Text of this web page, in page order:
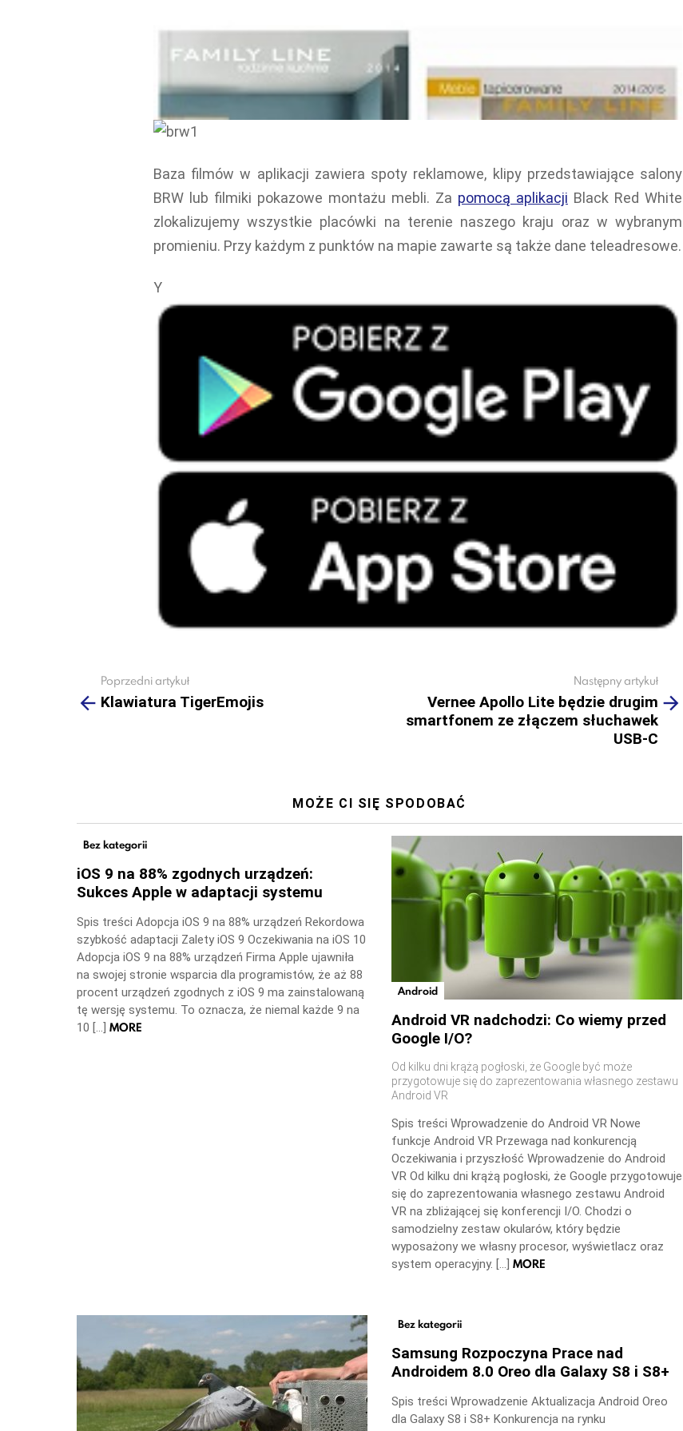
Baza filmów w aplikacji zawiera spoty reklamowe, klipy przedstawiające salony
BRW lub filmiki pokazowe montażu mebli. Za pomocą aplikacji Black Red White
zlokalizujemy wszystkie placówki na terenie naszego kraju oraz w wybranym
promieniu. Przy każdym z punktów na mapie zawarte są także dane teleadresowe.
Y
more
Poprzedni artykuł
Klawiatura TigerEmojis
Następny artykuł
Vernee Apollo Lite będzie drugim
smartfonem ze złączem słuchawek
USB-C
MOŻE CI SIĘ SPODOBAĆ
Bez kategorii
iOS 9 na 88% zgodnych urządzeń:
Sukces Apple w adaptacji systemu
Spis treści Adopcja iOS 9 na 88% urządzeń Rekordowa
szybkość adaptacji Zalety iOS 9 Oczekiwania na iOS 10
Adopcja iOS 9 na 88% urządzeń Firma Apple ujawniła
na swojej stronie wsparcia dla programistów, że aż 88
procent urządzeń zgodnych z iOS 9 ma zainstalowaną
tę wersję systemu. To oznacza, że niemal każde 9 na
10 […] MORE
Android
Android VR nadchodzi: Co wiemy przed
Google I/O?
Od kilku dni krążą pogłoski, że Google być może
przygotowuje się do zaprezentowania własnego zestawu
Android VR
Spis treści Wprowadzenie do Android VR Nowe
funkcje Android VR Przewaga nad konkurencją
Oczekiwania i przyszłość Wprowadzenie do Android
VR Od kilku dni krążą pogłoski, że Google przygotowuje
się do zaprezentowania własnego zestawu Android
VR na zbliżającej się konferencji I/O. Chodzi o
samodzielny zestaw okularów, który będzie
wyposażony we własny procesor, wyświetlacz oraz
system operacyjny. […] MORE
Bez kategorii
Samsung Rozpoczyna Prace nad
Androidem 8.0 Oreo dla Galaxy S8 i S8+
Spis treści Wprowadzenie Aktualizacja Android Oreo
dla Galaxy S8 i S8+ Konkurencja na rynku